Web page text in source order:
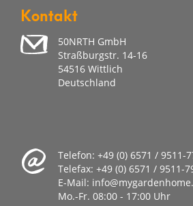
Kontakt
50NRTH GmbH
Straßburgstr. 14-16
54516 Wittlich
Deutschland
Telefon: +49 (0) 6571 / 9511-
Telefax: +49 (0) 6571 / 9511-
E-Mail:
Mo.-Fr. 08:00 - 17:00 Uhr